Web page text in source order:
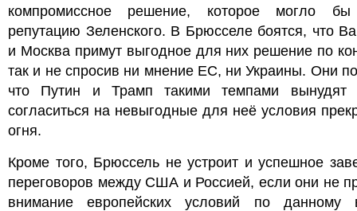
компромиссное решение, которое могло бы
репутацию Зеленского. В Брюсселе боятся, что
и Москва примут выгодное для них решение по
так и не спросив ни мнение ЕС, ни Украины. Они
что Путин и Трамп такими темпами вынудят
согласиться на невыгодные для неё условия
огня.
Кроме того, Брюссель не устроит и успешное
переговоров между США и Россией, если они не
внимание европейских условий по данному